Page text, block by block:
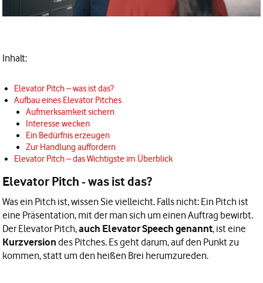
Inhalt:
Elevator Pitch – was ist das?
Aufbau eines Elevator Pitches
Aufmerksamkeit sichern
Interesse wecken
Ein Bedürfnis erzeugen
Zur Handlung auffordern
Elevator Pitch – das Wichtigste im Überblick
Elevator Pitch - was ist das?
Was ein Pitch ist, wissen Sie vielleicht. Falls nicht: Ein Pitch ist
eine Präsentation, mit der man sich um einen Auftrag bewirbt.
Der Elevator Pitch,auch Elevator Speech genannt, ist eine
Kurzversion des Pitches. Es geht darum, auf den Punkt zu
kommen, statt um den heißen Brei herumzureden.